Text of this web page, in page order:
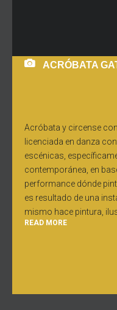
ACRÓBATA
Acróbata y circense
licenciada en danza
escénicas,
contemporánea, en
performance dónde
es resultado de una
mismo hace pintura,
READ MORE